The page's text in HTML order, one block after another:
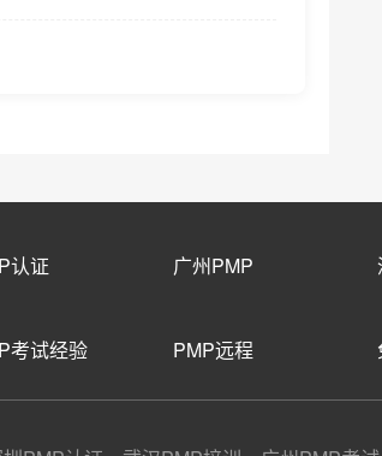
认证 广州PMP
考试经验 PMP远程